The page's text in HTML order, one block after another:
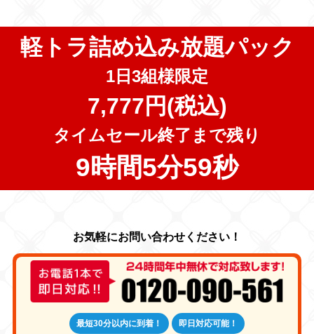
軽トラ詰め込み放題パック
1日3組様限定
7,777円(税込)
タイムセール終了まで残り
9時間5分57秒
最短30分以内に到着！ 即日対応可能！